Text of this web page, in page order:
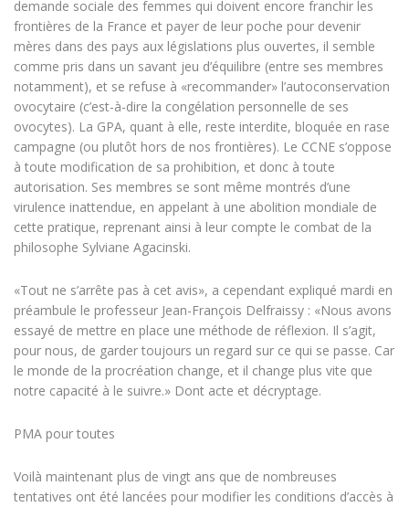
demande sociale des femmes qui doivent encore franchir les
frontières de la France et payer de leur poche pour devenir
mères dans des pays aux législations plus ouvertes, il semble
comme pris dans un savant jeu d’équilibre (entre ses membres
notamment), et se refuse à «recommander» l’autoconservation
ovocytaire (c’est-à-dire la congélation personnelle de ses
ovocytes). La GPA, quant à elle, reste interdite, bloquée en rase
campagne (ou plutôt hors de nos frontières). Le CCNE s’oppose
à toute modification de sa prohibition, et donc à toute
autorisation. Ses membres se sont même montrés d’une
virulence inattendue, en appelant à une abolition mondiale de
cette pratique, reprenant ainsi à leur compte le combat de la
philosophe Sylviane Agacinski.
«Tout ne s’arrête pas à cet avis», a cependant expliqué mardi en
préambule le professeur Jean-François Delfraissy : «Nous avons
essayé de mettre en place une méthode de réflexion. Il s’agit,
pour nous, de garder toujours un regard sur ce qui se passe. Car
le monde de la procréation change, et il change plus vite que
notre capacité à le suivre.» Dont acte et décryptage.
PMA pour toutes
Voilà maintenant plus de vingt ans que de nombreuses
tentatives ont été lancées pour modifier les conditions d’accès à